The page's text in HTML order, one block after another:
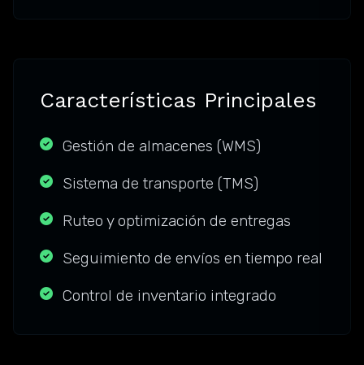
Características Principales
Gestión de almacenes (WMS)
Sistema de transporte (TMS)
Ruteo y optimización de entregas
Seguimiento de envíos en tiempo real
Control de inventario integrado